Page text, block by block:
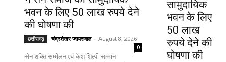
भवन के लिए 50 लाख रुपये देने
की घोषणा की
छत्तीसगढ़ चंद्रशेखर जायसवाल - August 8, 2026
0
सेन शक्ति सम्मेलन एवं केश शिल्पी सम्मान
सामुदायिक
भवन के लिए
50 लाख
रुपये देने की
घोषणा की